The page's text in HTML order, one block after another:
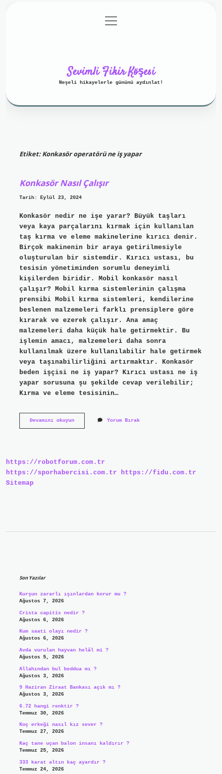
Gizlilik Politikası
menüyü
aç
Sevimli Fikir Köşesi
Neşeli hikayelerle gününü aydınlat!
Etiket:Konkasör operatörü ne iş yapar
Konkasör Nasıl Çalışır
Tarih: Eylül 23, 2024
Konkasör nedir ne işe yarar? Büyük taşları
veya kaya parçalarını kırmak için kullanılan
taş kırma ve eleme makinelerine kırıcı denir.
Birçok makinenin bir araya getirilmesiyle
oluşturulan bir sistemdir. Kırıcı ustası, bu
tesisin yönetiminden sorumlu deneyimli
kişilerden biridir. Mobil konkasör nasıl
çalışır? Mobil kırma sistemlerinin çalışma
prensibi Mobil kırma sistemleri, kendilerine
beslenen malzemeleri farklı prensiplere göre
kırarak ve ezerek çalışır. Ana amaç
malzemeleri daha küçük hale getirmektir. Bu
işlemin amacı, malzemeleri daha sonra
kullanılmak üzere kullanılabilir hale getirmek
veya taşınabilirliğini artırmaktır. Konkasör
beden işçisi ne iş yapar? Kırıcı ustası ne iş
yapar sorusuna şu şekilde cevap verilebilir;
Kırma ve eleme tesisinin…
Devamını okuyunKonkasör
Yorum Bırak
https://robotforum.com.tr
https://sporhabercisi.com.tr
https://fidu.com.tr
Sitemap
Son Yazılar
Kurşun zararlı ışınlardan korur mu ?
Ağustos 7, 2026
Crista capitis nedir ?
Ağustos 6, 2026
Kum saati olayı nedir ?
Ağustos 6, 2026
Avda vurulan hayvan helâl mi ?
Ağustos 5, 2026
Allahından bul beddua mı ?
Ağustos 3, 2026
9 Haziran Ziraat Bankası açık mı ?
Ağustos 3, 2026
6.72 hangi renktir ?
Temmuz 30, 2026
Koç erkeği nasıl kız sever ?
Temmuz 27, 2026
Kaç tane uçan balon insanı kaldırır ?
Temmuz 25, 2026
333 karat altın kaç ayardır ?
Temmuz 24, 2026